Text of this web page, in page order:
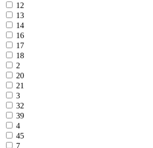
12
13
14
16
17
18
2
20
21
3
32
39
4
45
7